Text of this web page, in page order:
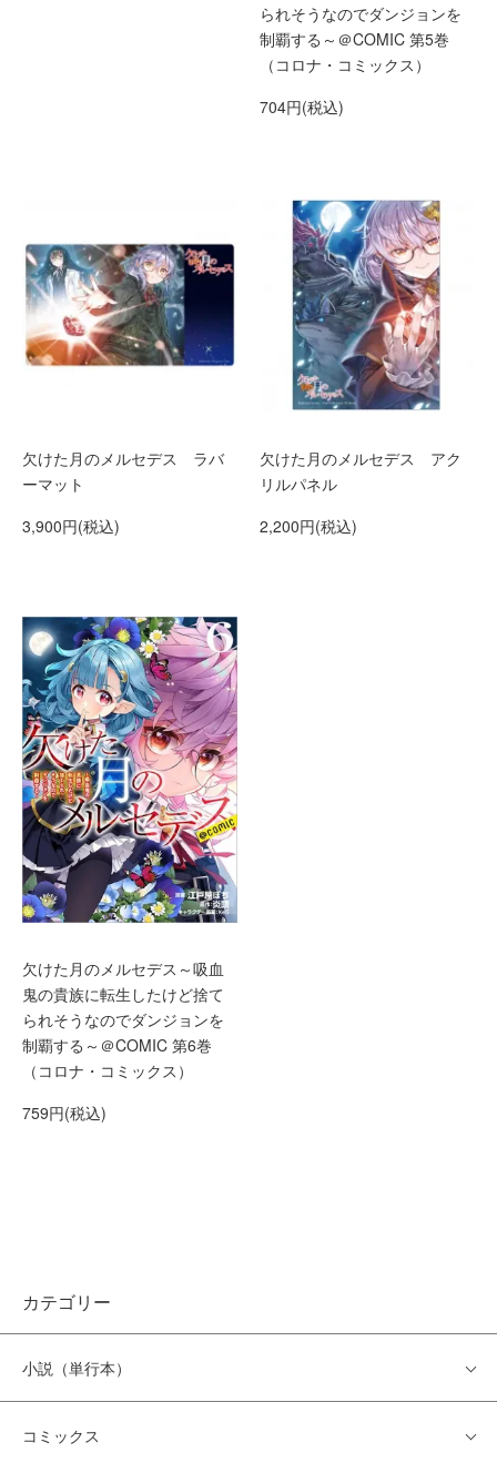
られそうなのでダンジョンを
制覇する～＠COMIC 第5巻
（コロナ・コミックス）
704円(税込)
欠けた月のメルセデス ラバ
ーマット
3,900円(税込)
欠けた月のメルセデス アク
リルパネル
2,200円(税込)
欠けた月のメルセデス～吸血
鬼の貴族に転生したけど捨て
られそうなのでダンジョンを
制覇する～＠COMIC 第6巻
（コロナ・コミックス）
759円(税込)
カテゴリー
小説（単行本）
コミックス